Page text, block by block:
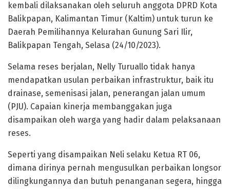
kembali dilaksanakan oleh seluruh anggota DPRD Kota
Balikpapan, Kalimantan Timur (Kaltim) untuk turun ke
Daerah Pemilihannya Kelurahan Gunung Sari Ilir,
Balikpapan Tengah, Selasa (24/10/2023).
Selama reses berjalan, Nelly Turuallo tidak hanya
mendapatkan usulan perbaikan infrastruktur, baik itu
drainase, semenisasi jalan, penerangan jalan umum
(PJU). Capaian kinerja membanggakan juga
disampaikan oleh warga yang hadir dalam pelaksanaan
reses.
Seperti yang disampaikan Neli selaku Ketua RT 06,
dimana dirinya pernah mengusulkan perbaikan longsor
dilingkungannya dan butuh penanganan segera, hingga